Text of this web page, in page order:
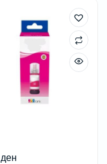
ден